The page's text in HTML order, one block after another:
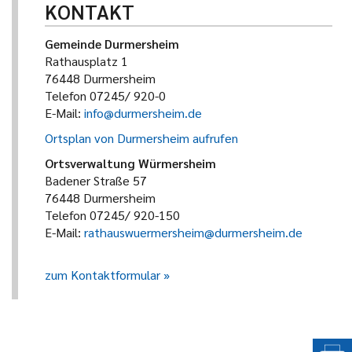
KONTAKT
Gemeinde Durmersheim
Rathausplatz 1
76448 Durmersheim
Telefon 07245/ 920-0
E-Mail: info@durmersheim.de
Ortsplan von Durmersheim aufrufen
Ortsverwaltung Würmersheim
Badener Straße 57
76448 Durmersheim
Telefon 07245/ 920-150
E-Mail: rathauswuermersheim@durmersheim.de
zum Kontaktformular